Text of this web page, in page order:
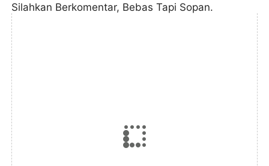
Silahkan Berkomentar, Bebas Tapi Sopan.